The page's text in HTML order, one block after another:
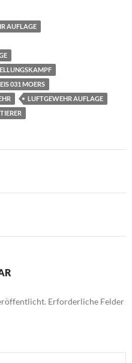
AUFLAGE
031 MOERS
LUFTGEWEHR AUFLAGE
Erforderliche Felder